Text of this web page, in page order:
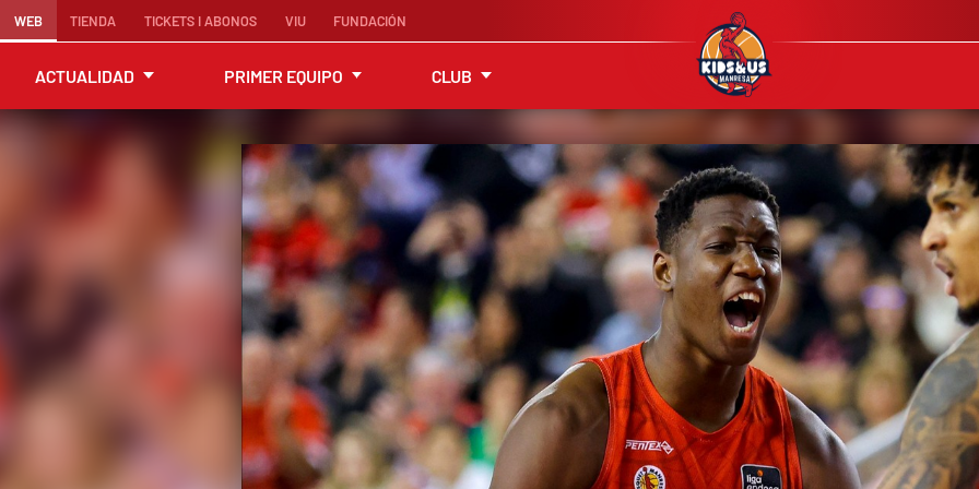
WEB TIENDA TICKETS I ABONOS VIU FUNDACIÓN
ACTUALIDAD PRIMER EQUIPO CLUB